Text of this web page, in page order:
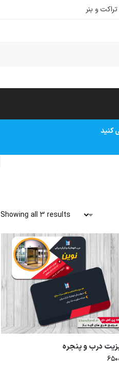
و بنر
کنید
Showing all 3 results
درب و پنجره